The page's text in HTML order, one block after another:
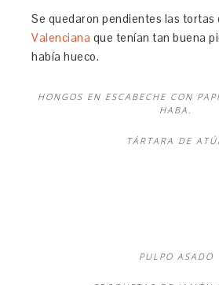
Se quedaron pendientes las tortas
Valenciana que tenían tan buena
había hueco.
HONGOS EN ESCABECHE CON
HABA.
TÁRTARA DE
PULPO ASADO